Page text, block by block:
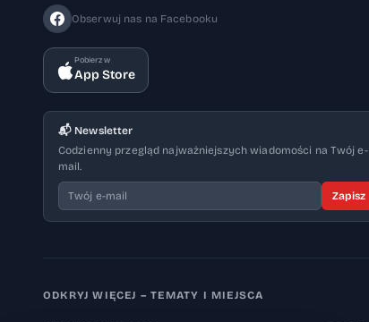
Obserwuj nas na Facebooku
Pobierz w
App Store
📬 Newsletter
Codzienny przegląd najważniejszych wiadomości na Twój e-
mail.
Zapisz
ODKRYJ WIĘCEJ – TEMATY I MIEJSCA